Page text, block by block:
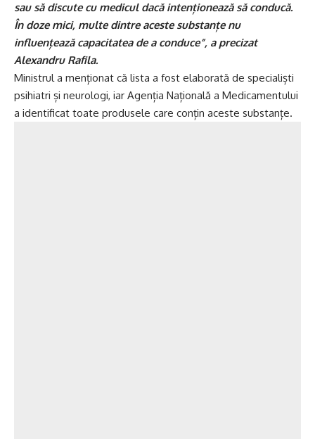
sau să discute cu medicul dacă intenționează să conducă.
În doze mici, multe dintre aceste substanțe nu
influențează capacitatea de a conduce”, a precizat
Alexandru Rafila.
Ministrul a menționat că lista a fost elaborată de specialiști
psihiatri și neurologi, iar Agenția Națională a Medicamentului
a identificat toate produsele care conțin aceste substanțe.